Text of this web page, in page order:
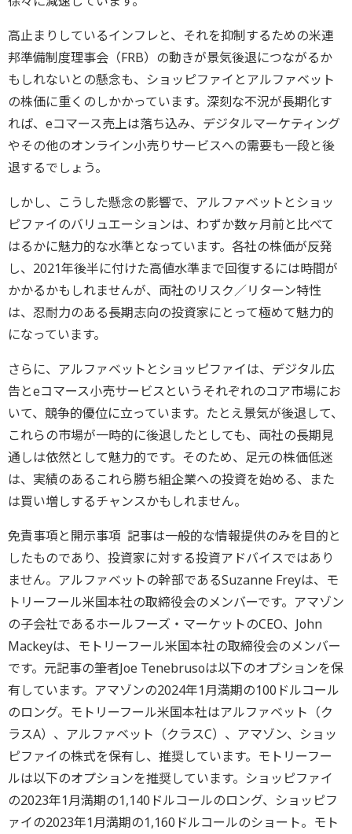
高止まりしているインフレと、それを抑制するための米連
邦準備制度理事会（FRB）の動きが景気後退につながるか
もしれないとの懸念も、ショッピファイとアルファベット
の株価に重くのしかかっています。深刻な不況が長期化す
れば、eコマース売上は落ち込み、デジタルマーケティング
やその他のオンライン小売りサービスへの需要も一段と後
退するでしょう。
しかし、こうした懸念の影響で、アルファベットとショッ
ピファイのバリュエーションは、わずか数ヶ月前と比べて
はるかに魅力的な水準となっています。各社の株価が反発
し、2021年後半に付けた高値水準まで回復するには時間が
かかるかもしれませんが、両社のリスク／リターン特性
は、忍耐力のある長期志向の投資家にとって極めて魅力的
になっています。
さらに、アルファベットとショッピファイは、デジタル広
告とeコマース小売サービスというそれぞれのコア市場にお
いて、競争的優位に立っています。たとえ景気が後退して、
これらの市場が一時的に後退したとしても、両社の長期見
通しは依然として魅力的です。そのため、足元の株価低迷
は、実績のあるこれら勝ち組企業への投資を始める、また
は買い増しするチャンスかもしれません。
免責事項と開示事項 記事は一般的な情報提供のみを目的と
したものであり、投資家に対する投資アドバイスではあり
ません。アルファベットの幹部であるSuzanne Freyは、モ
トリーフール米国本社の取締役会のメンバーです。アマゾン
の子会社であるホールフーズ・マーケットのCEO、John
Mackeyは、モトリーフール米国本社の取締役会のメンバー
です。元記事の筆者Joe Tenebrusoは以下のオプションを保
有しています。アマゾンの2024年1月満期の100ドルコール
のロング。モトリーフール米国本社はアルファベット（ク
ラスA）、アルファベット（クラスC）、アマゾン、ショッ
ピファイの株式を保有し、推奨しています。モトリーフー
ルは以下のオプションを推奨しています。ショッピファイ
の2023年1月満期の1,140ドルコールのロング、ショッピフ
ァイの2023年1月満期の1,160ドルコールのショート。モト